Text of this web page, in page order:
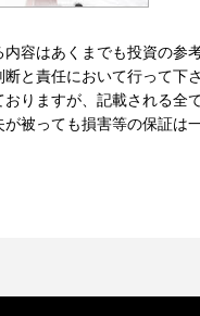
容はあくまでも投資の参
と責任において行って下
りますが、記載される全
被っても損害等の保証は